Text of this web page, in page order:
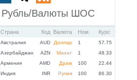
Рубль/Валюты ШОС
Страна Код Валюта Ном. Курс
Австралия AUD Доллар 1
57.75
Азербайджан
AZN Манат 1
48.33
Армения
AMD Драм 100
22.44
Индия
INR Рупия 100
86.30